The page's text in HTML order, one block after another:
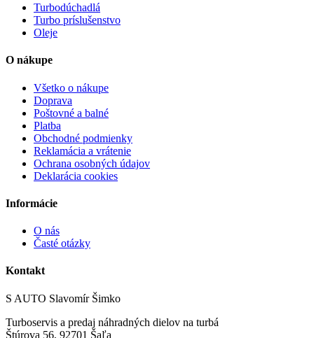
Turbodúchadlá
Turbo príslušenstvo
Oleje
O nákupe
Všetko o nákupe
Doprava
Poštovné a balné
Platba
Obchodné podmienky
Reklamácia a vrátenie
Ochrana osobných údajov
Deklarácia cookies
Informácie
O nás
Časté otázky
Kontakt
S AUTO Slavomír Šimko
Turboservis a predaj náhradných dielov na turbá
Štúrova 56, 92701 Šaľa